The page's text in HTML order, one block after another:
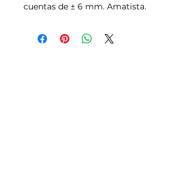
cuentas de ± 6 mm. Amatista.